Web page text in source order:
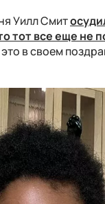
Уилл Смит
тот все еще не
в своем